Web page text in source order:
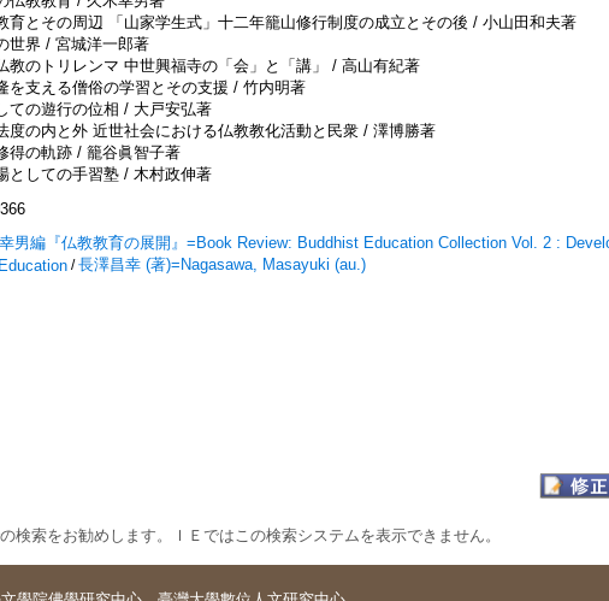
育とその周辺 「山家学生式」十二年籠山修行制度の成立とその後 / 小山田和夫著
世界 / 宮城洋一郎著
教のトリレンマ 中世興福寺の「会」と「講」 / 高山有紀著
を支える僧俗の学習とその支援 / 竹内明著
ての遊行の位相 / 大戸安弘著
度の内と外 近世社会における仏教教化活動と民衆 / 澤博勝著
得の軌跡 / 籠谷眞智子著
としての手習塾 / 木村政伸著
男編『仏教教育の展開』=Book Review: Buddhist Education Collection Vol. 2 :
/長澤昌幸 (著)=Nagasawa, Masayuki (au.)
検索をお勧めします。ＩＥではこの検索システムを表示できません。